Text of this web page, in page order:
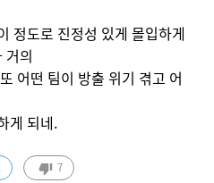
정도로 진정성 있게 몰입하게
거의
어떤 팀이 방출 위기 겪고 어
게 되네.
7